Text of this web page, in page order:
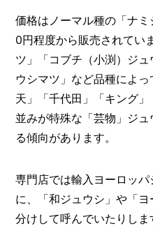
価格はノーマル種の「ナ
0円程度から販売されてい
ツ」「コブチ（小渕）ジ
ウシマツ」など品種によ
天」「千代田」「キング
並みが特殊な「芸物」ジ
る傾向があります。
専門店では輸入ヨーロッ
に、「和ジュウシ」や「
分けして呼んでいたりしま